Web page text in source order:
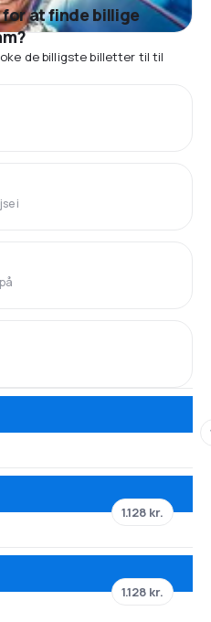
for at finde billige
de billigste billetter til til
i
1.128 kr.
1.128 kr.